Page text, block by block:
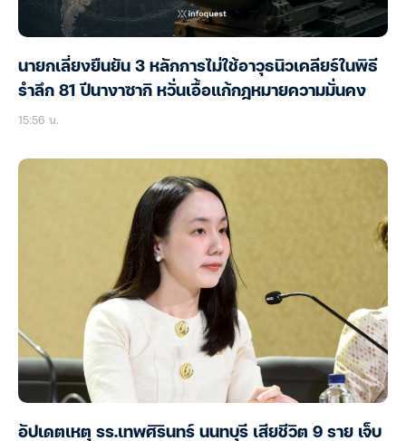
นายกเลี่ยงยืนยัน 3 หลักการไม่ใช้อาวุธนิวเคลียร์ในพิธี
รำลึก 81 ปีนางาซากิ หวั่นเอื้อแก้กฎหมายความมั่นคง
15:56 น.
อัปเดตเหตุ รร.เทพศิรินทร์ นนทบุรี เสียชีวิต 9 ราย เจ็บ